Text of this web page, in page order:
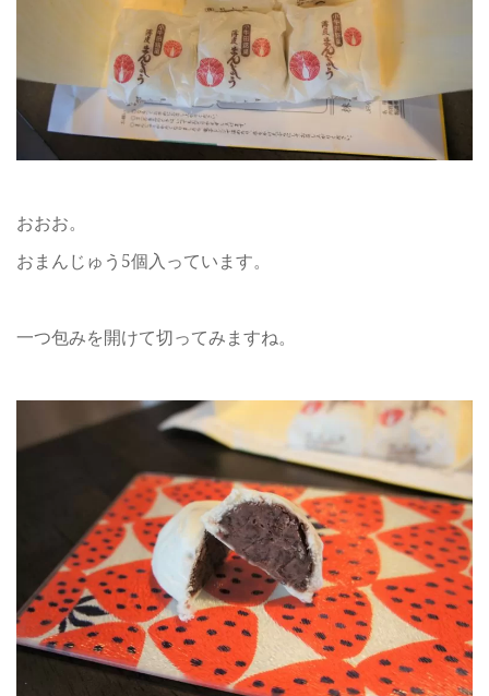
おおお。
おまんじゅう5個入っています。
一つ包みを開けて切ってみますね。